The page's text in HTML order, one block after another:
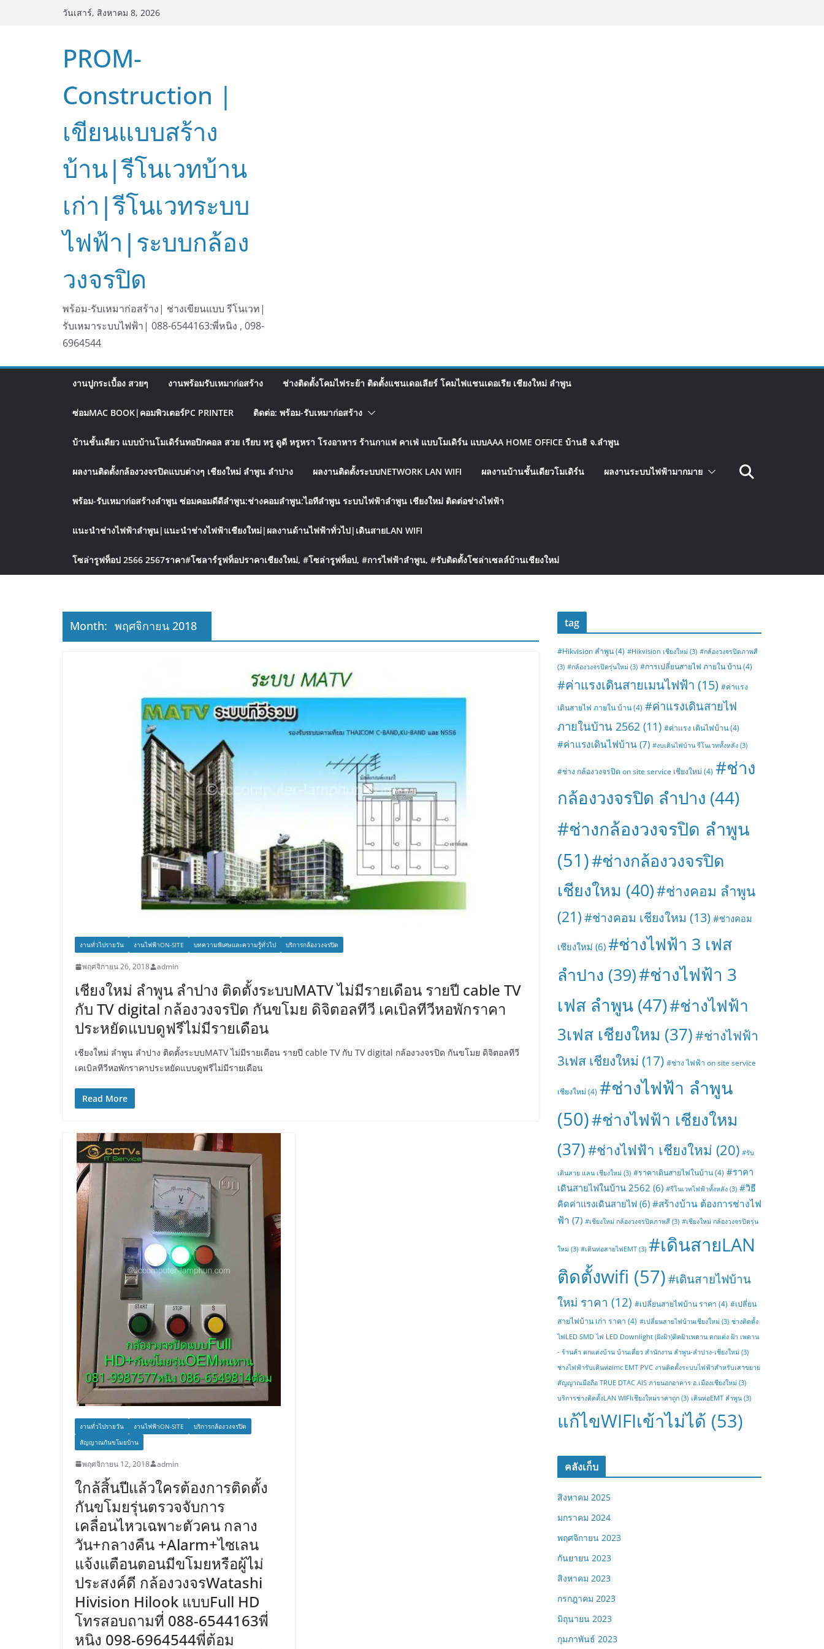
วันเสาร์, สิงหาคม 8, 2026
PROM-
Construction |
เขียนแบบสร้าง
บ้าน|รีโนเวทบ้าน
เก่า|รีโนเวทระบบ
ไฟฟ้า|ระบบกล้อง
วงจรปิด
พร้อม-รับเหมาก่อสร้าง| ช่างเขียนแบบ รีโนเวท|
รับเหมาระบบไฟฟ้า| 088-6544163:พี่หนิง , 098-
6964544
งานปูกระเบื้อง สวยๆ งานพร้อมรับเหมาก่อสร้าง ช่างติดตั้งโคมไฟระย้า ติดตั้งแชนเดอเลียร์ โคมไฟแชนเดอเรีย เชียงใหม่ ลำพูน
ซ่อมMAC BOOK|คอมพิวเตอร์PC PRINTER ติดต่อ: พร้อม-รับเหมาก่อสร้าง
บ้านชั้นเดียว แบบบ้านโมเดิร์นทอปิกคอล สวย เรียบ หรู ดูดี หรูหรา โรงอาหาร ร้านกาแฟ คาเฟ่ แบบโมเดิร์น แบบAAA HOME OFFICE บ้านธิ จ.ลำพูน
ผลงานติดตั้งกล้องวงจรปิดแบบต่างๆ เชียงใหม่ ลำพูน ลำปาง ผลงานติดตั้งระบบNETWORK LAN WIFI ผลงานบ้านชั้นเดียวโมเดิร์น ผลงานระบบไฟฟ้ามากมาย
พร้อม-รับเหมาก่อสร้างลำพูน ซ่อมคอมดีดีลำพูน:ช่างคอมลำพูน:ไอทีลำพูน ระบบไฟฟ้าลำพูน เชียงใหม่ ติดต่อช่างไฟฟ้า
แนะนำช่างไฟฟ้าลำพูน|แนะนำช่างไฟฟ้าเชียงใหม่|ผลงานด้านไฟฟ้าทั่วไป|เดินสายLAN WIFI
โซล่ารูฟท็อป 2566 2567ราคา#โซลาร์รูฟท็อปราคาเชียงใหม่, #โซล่ารูฟท็อป, #การไฟฟ้าลำพูน, #รับติดตั้งโซล่าเซลล์บ้านเชียงใหม่
Month: พฤศจิกายน 2018
งานทั่วไปรายวัน งานไฟฟ้าON-SITE บทความพิเศษและความรู้ทั่วไป บริการกล้องวงจรปิด
พฤศจิกายน 26, 2018 admin
เชียงใหม่ ลำพูน ลำปาง ติดตั้งระบบMATV ไม่มีรายเดือน รายปี cable TV
กับ TV digital กล้องวงจรปิด กันขโมย ดิจิตอลทีวี เคเบิลทีวีหอพักราคา
ประหยัดแบบดูฟรีไม่มีรายเดือน
เชียงใหม่ ลำพูน ลำปาง ติดตั้งระบบMATV ไม่มีรายเดือน รายปี cable TV กับ TV digital กล้องวงจรปิด กันขโมย ดิจิตอลทีวี
เคเบิลทีวีหอพักราคาประหยัดแบบดูฟรีไม่มีรายเดือน
Read More
งานทั่วไปรายวัน งานไฟฟ้าON-SITE
บริการกล้องวงจรปิด
สัญญาณกันขโมยบ้าน
พฤศจิกายน 12, 2018 admin
ใกล้สิ้นปีแล้วใครต้องการติดตั้ง
กันขโมยรุ่นตรวจจับการ
เคลื่อนไหวเฉพาะตัวคน กลาง
วัน+กลางคืน +Alarm+ไซเลน
แจ้งแตือนตอนมีขโมยหรือผู้ไม่
ประสงค์ดี กล้องวงจรWatashi
Hivision Hilook แบบFull HD
โทรสอบถามที่ 088-6544163พี่
หนิง 098-6964544พี่ต้อม
tag
#Hikvision ลำพูน(4) #Hikvision เชียงใหม่ (3) #กล้องวงจรปิดภาพสี
(3) #กล้องวงจรปิดรุ่นใหม่ (3) #การเปลี่ยนสายไฟ ภายใน บ้าน(4)
#ค่าแรงเดินสายเมนไฟฟ้า (15) #ค่าแรง
เดินสายไฟ ภายใน บ้าน(4) #ค่าแรงเดินสายไฟ
ภายในบ้าน 2562 (11) #ค่าแรง เดินไฟบ้าน(4)
#ค่าแรงเดินไฟบ้าน(7) #งบเดินไฟบ้าน รีโนเวททั้งหลัง (3)
#ช่าง กล้องวงจรปิด on site service เชียงใหม่ (4) #ช่าง
กล้องวงจรปิด ลำปาง (44)
#ช่างกล้องวงจรปิด ลำพูน
(51)#ช่างกล้องวงจรปิด
เชียงใหม (40)#ช่างคอม ลำพูน
(21)#ช่างคอม เชียงใหม (13) #ช่างคอม
เชียงใหม่ (6) #ช่างไฟฟ้า 3 เฟส
ลำปาง (39)#ช่างไฟฟ้า 3
เฟส ลำพูน (47)#ช่างไฟฟ้า
3เฟส เชียงใหม (37)#ช่างไฟฟ้า
3เฟส เชียงใหม่ (17) #ช่าง ไฟฟ้า on site service
เชียงใหม่ (4) #ช่างไฟฟ้า ลำพูน
(50)#ช่างไฟฟ้า เชียงใหม
(37)#ช่างไฟฟ้า เชียงใหม่ (20) #รับ
เดินสาย แลน เชียงใหม่ (3) #ราคาเดินสายไฟในบ้าน(4) #ราคา
เดินสายไฟในบ้าน 2562 (6) #รีโนเวทไฟฟ้าทั้งหลัง (3) #วิธี
คิดค่าแรงเดินสายไฟ (6) #สร้างบ้าน ต้องการช่างไฟ
ฟ้า (7) #เชียงใหม่ กล้องวงจรปิดภาพสี (3) #เชียงใหม่ กล้องวงจรปิดรุ่น
ใหม่ (3) #เดินท่อสายไฟEMT (3) #เดินสายLAN
ติดตั้งwifi (57)#เดินสายไฟบ้าน
ใหม่ ราคา (12) #เปลี่ยนสายไฟบ้าน ราคา (4) #เปลี่ยน
สายไฟบ้าน เก่า ราคา (4) #เปลี่ยนสายไฟบ้านเชียงใหม่ (3) ช่างติดตั้ง
ไฟLED SMD ไฟ LED Downlight (ฝังฝ้า)ติดฝ้าเพดาน ตกแต่ง ฝ้า เพดาน
- ร้านค้า ตกแต่งบ้าน บ้านเดี่ยว สำนักงาน ลำพูน-ลำปาง-เชียงใหม่ (3)
ช่างไฟฟ้ารับเดินท่อimc EMT PVC งานติดตั้งระบบไฟฟ้าสำหรับเสาขยาย
สัญญาณมือถือ TRUE DTAC AIS ภายนอกอาคาร อ.เมืองเชียงใหม่ (3)
บริการช่างติดตั้งLAN WIFIเชียงใหม่ราคาถูก (3) เดินท่อEMT ลำพูน (3)
แก้ไขWIFIเข้าไม่ได้ (53)
คลังเก็บ
สิงหาคม 2025
มกราคม 2024
พฤศจิกายน 2023
กันยายน 2023
สิงหาคม 2023
กรกฎาคม 2023
มิถุนายน 2023
กุมภาพันธ์ 2023